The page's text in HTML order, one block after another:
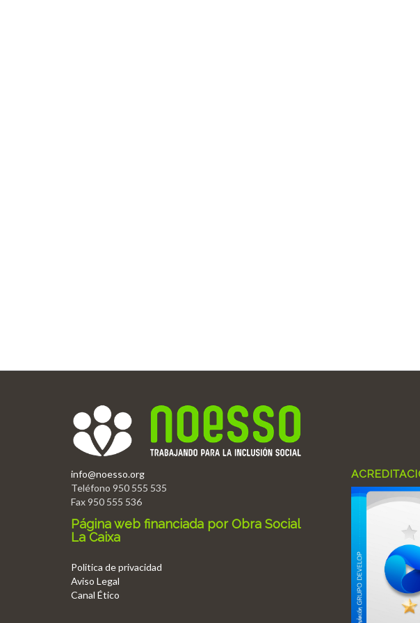
info@noesso.org
Teléfono 950 555 535
Fax 950 555 536
Página web financiada por Obra Social
La Caixa
Politica de privacidad
Aviso Legal
Canal Ético